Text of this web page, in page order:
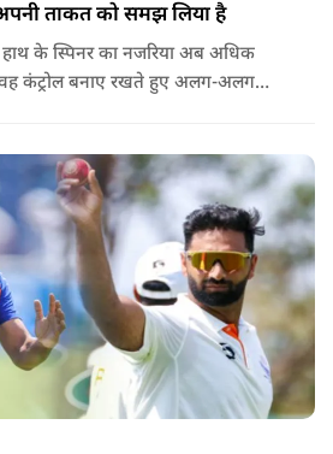
ताकत को समझ लिया है
हाथ के स्पिनर का नजरिया अब अधिक
कंट्रोल बनाए रखते हुए अलग-अलग